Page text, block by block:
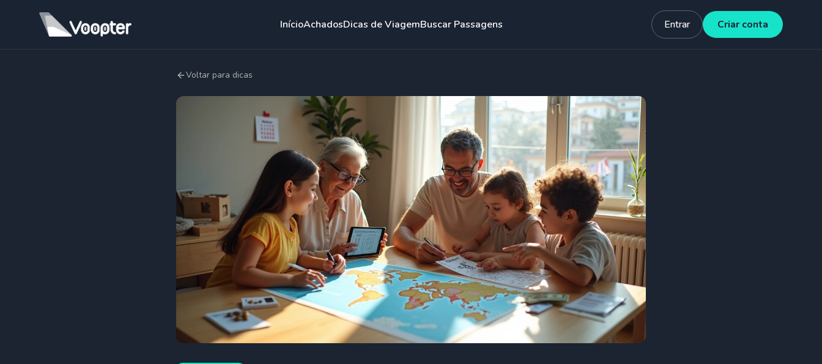
InícioAchadosDicas de ViagemBuscar Passagens Entrar Criar conta
Voltar para dicas